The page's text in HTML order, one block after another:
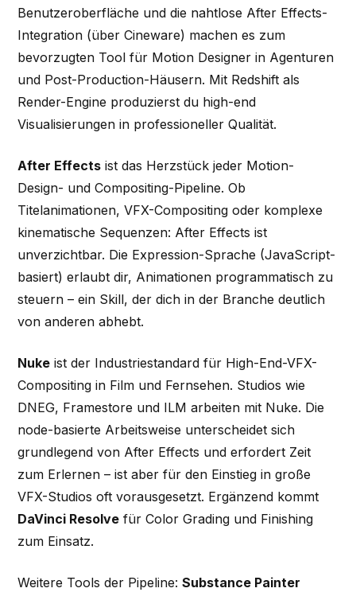
Benutzeroberfläche und die nahtlose After Effects-
Integration (über Cineware) machen es zum
bevorzugten Tool für Motion Designer in Agenturen
und Post-Production-Häusern. Mit Redshift als
Render-Engine produzierst du high-end
Visualisierungen in professioneller Qualität.
After Effects ist das Herzstück jeder Motion-
Design- und Compositing-Pipeline. Ob
Titelanimationen, VFX-Compositing oder komplexe
kinematische Sequenzen: After Effects ist
unverzichtbar. Die Expression-Sprache (JavaScript-
basiert) erlaubt dir, Animationen programmatisch zu
steuern – ein Skill, der dich in der Branche deutlich
von anderen abhebt.
Nuke ist der Industriestandard für High-End-VFX-
Compositing in Film und Fernsehen. Studios wie
DNEG, Framestore und ILM arbeiten mit Nuke. Die
node-basierte Arbeitsweise unterscheidet sich
grundlegend von After Effects und erfordert Zeit
zum Erlernen – ist aber für den Einstieg in große
VFX-Studios oft vorausgesetzt. Ergänzend kommt
DaVinci Resolve für Color Grading und Finishing
zum Einsatz.
Weitere Tools der Pipeline:Substance Painter